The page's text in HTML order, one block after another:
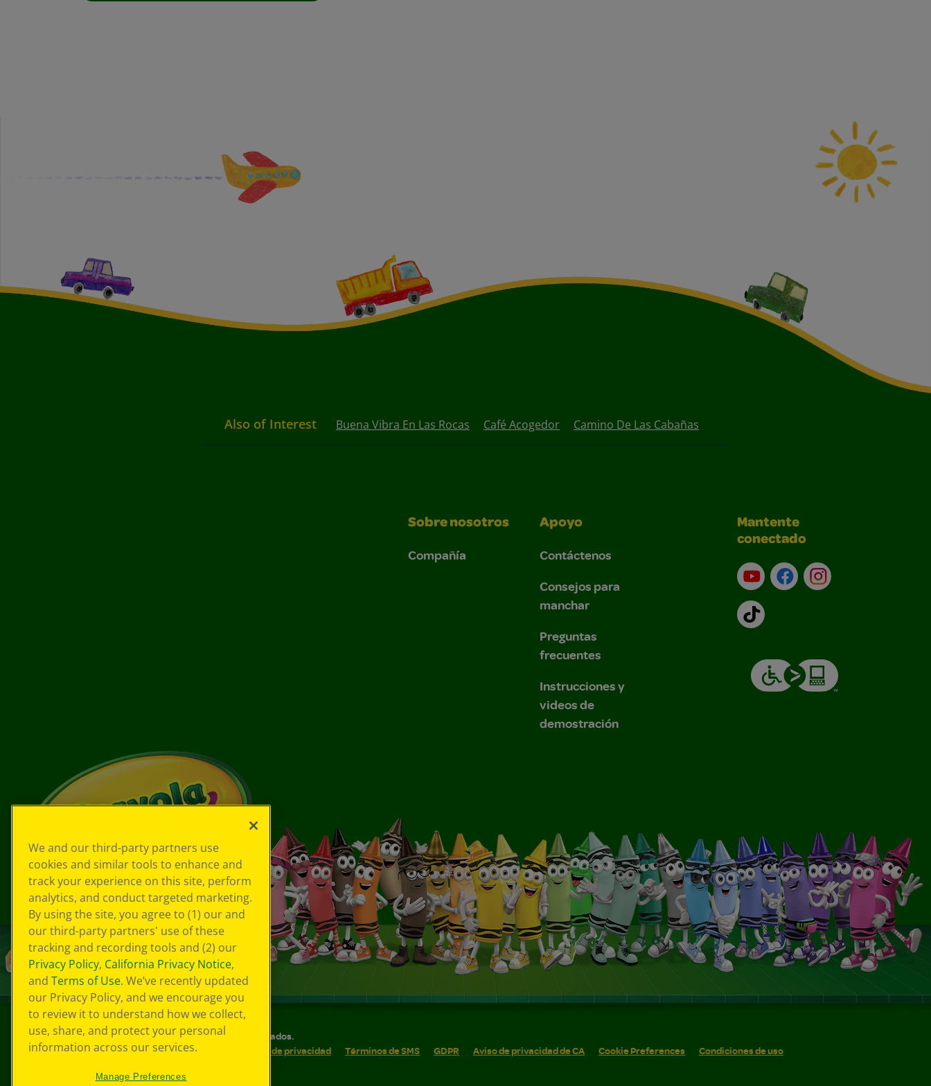
Also of Interest Buena Vibra En Las Rocas Café Acogedor Camino De Las Cabañas
Sobre nosotros
Compañía
Apoyo
Contáctenos
Consejos para
manchar
Preguntas
frecuentes
Instrucciones y
videos de
demostración
Mantente
conectado
YouTube (en inglés)
Facebook (en inglés)
Instagram (en
TikTok
© 2026 Crayola® Todos los derechos reservados.
Sus opciones de privacidad
Política de privacidad Términos de SMS GDPR Aviso de privacidad de CA Cookie Preferences
Condiciones de uso
We and our third-party partners use
cookies and similar tools to enhance and
track your experience on this site, perform
analytics, and conduct targeted marketing.
By using the site, you agree to (1) our and
our third-party partners' use of these
tracking and recording tools and (2) our
Privacy Policy, California Privacy Notice,
and Terms of Use. We’ve recently updated
our Privacy Policy, and we encourage you
to review it to understand how we collect,
use, share, and protect your personal
information across our services.
Manage Preferences